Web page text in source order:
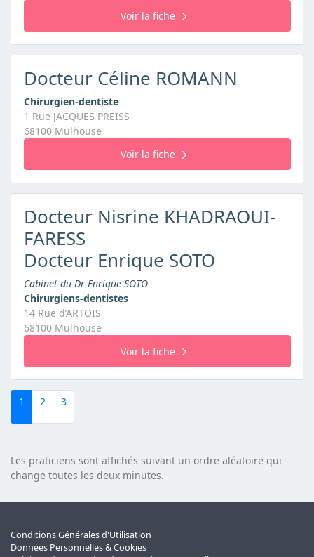
Voir la fiche
Docteur Céline ROMANN
Chirurgien-dentiste
1 Rue JACQUES PREISS
68100 Mulhouse
Voir la fiche
Docteur Nisrine KHADRAOUI-
FARESS
Docteur Enrique SOTO
Cabinet du Dr Enrique SOTO
Chirurgiens-dentistes
14 Rue d’ARTOIS
68100 Mulhouse
Voir la fiche
1 2 3
Les praticiens sont affichés suivant un ordre aléatoire qui
change toutes les deux minutes.
Conditions Générales d'Utilisation
Données Personnelles & Cookies